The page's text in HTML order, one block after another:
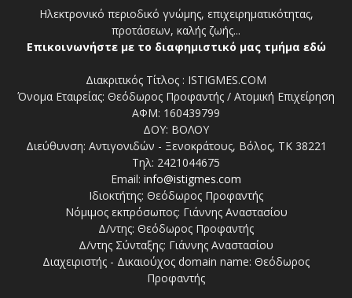
Ηλεκτρονικό περιοδικό γνώμης, επιχειρηματικότητας,
προτάσεων, καλής ζωής...
Επικοινωνήστε με το διαφημιστικό μας τμήμα εδώ
Διακριτικός Τίτλος : ISTIGMES.COM
Όνομα Εταιρείας: Θεόδωρος Προφαντής / Ατομική Επιχείρηση
ΑΦΜ: 160439799
ΔΟΥ: ΒΟΛΟΥ
Διεύθυνση: Αντιγονιδών - Ξενοκράτους, Βόλος, ΤΚ 38221
Τηλ: 2421044675
Email: info@istigmes.com
Ιδιοκτήτης: Θεόδωρος Προφαντής
Νόμιμος εκπρόσωπος: Γιάννης Αναστασίου
Δ/ντης: Θεόδωρος Προφαντής
Δ/ντης Σύνταξης: Γιάννης Αναστασίου
Διαχειριστής - Δικαιούχος domain name: Θεόδωρος
Προφαντής